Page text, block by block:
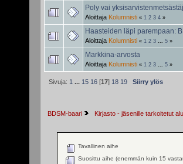
Poly vai
Aloittaja Kolumnisti « 1 2 3 4 »
Haasteiden läpi parempaan:
Aloittaja Kolumnisti « 1 2 3 5 »
Markkina-arvosta
Aloittaja Kolumnisti « 1 2 3 5 »
Sivuja: 1 ... 15 16[17] 18 19 Siirry ylös
BDSM-baari Kirjasto - jäsenille tarkoitetut
Tavallinen aihe
Suosittu aihe (enemmän kuin 15